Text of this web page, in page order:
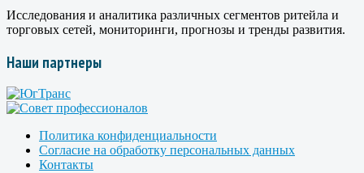
Исследования и аналитика различных сегментов ритейла и
торговых сетей, мониторинги, прогнозы и тренды развития.
Наши партнеры
Политика конфиденциальности
Согласие на обработку персональных данных
Контакты